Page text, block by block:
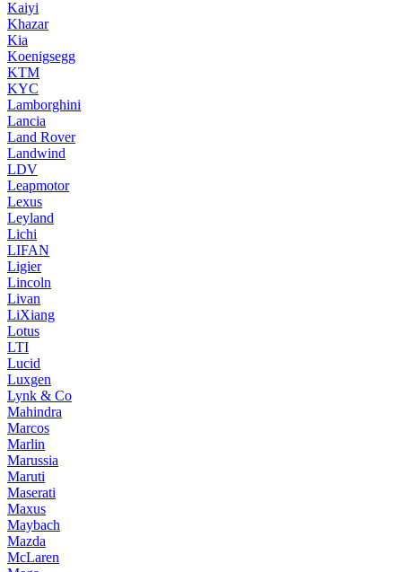
Kaiyi
Khazar
Kia
Koenigsegg
KTM
KYC
Lamborghini
Lancia
Land Rover
Landwind
LDV
Leapmotor
Lexus
Leyland
Lichi
LIFAN
Ligier
Lincoln
Livan
LiXiang
Lotus
LTI
Lucid
Luxgen
Lynk & Co
Mahindra
Marcos
Marlin
Marussia
Maruti
Maserati
Maxus
Maybach
Mazda
McLaren